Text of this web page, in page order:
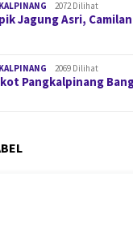
2072 Dilihat
Jagung Asri,
2069 Dilihat
Pangkalpinang